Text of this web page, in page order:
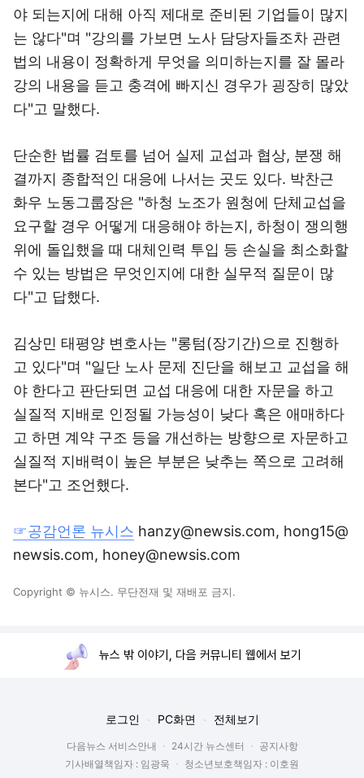
야 되는지에 대해 아직 제대로 준비된 기업들이 많지
는 않다"며 "강의를 가보면 노사 담당자들조차 관련
법의 내용이 정확하게 무엇을 의미하는지를 잘 몰라
강의 내용을 듣고 충격에 빠지신 경우가 굉장히 많았
다"고 말했다.
단순한 법률 검토를 넘어 실제 교섭과 협상, 분쟁 해
결까지 종합적인 대응에 나서는 곳도 있다. 박찬근
화우 노동그룹장은 "하청 노조가 원청에 단체교섭을
요구할 경우 어떻게 대응해야 하는지, 하청이 쟁의행
위에 돌입했을 때 대체인력 투입 등 손실을 최소화할
수 있는 방법은 무엇인지에 대한 실무적 질문이 많
다"고 답했다.
김상민 태평양 변호사는 "롱텀(장기간)으로 진행하
고 있다"며 "일단 노사 문제 진단을 해보고 교섭을 해
야 한다고 판단되면 교섭 대응에 대한 자문을 하고
실질적 지배로 인정될 가능성이 낮다 혹은 애매하다
고 하면 계약 구조 등을 개선하는 방향으로 자문하고
실질적 지배력이 높은 부분은 낮추는 쪽으로 고려해
본다"고 조언했다.
☞공감언론 뉴시스 hanzy@newsis.com, hong15@
newsis.com, honey@newsis.com
Copyright © 뉴시스. 무단전재 및 재배포 금지.
뉴스 밖 이야기, 다음 커뮤니티 웹에서 보기
로그인 PC화면 전체보기
다음뉴스 서비스안내 24시간 뉴스센터
공지사항
기사배열책임자 : 임광욱
청소년보호책임자 : 이호원